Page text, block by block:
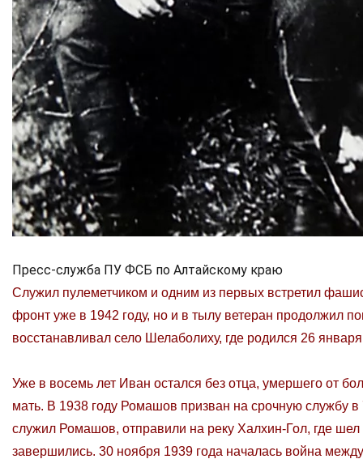
Пресс-служба ПУ ФСБ по Алтайскому краю
Служил пулеметчиком и одним из первых встретил
фронт уже в 1942 году, но и в тылу ветеран продолжил
восстанавливал село Шелаболиху, где родился 26
Уже в восемь лет Иван остался без отца, умершего от
мать. В 1938 году Ромашов призван на срочную службу
служил Ромашов, отправили на реку Халхин-Гол, где
завершились. 30 ноября 1939 года началась война